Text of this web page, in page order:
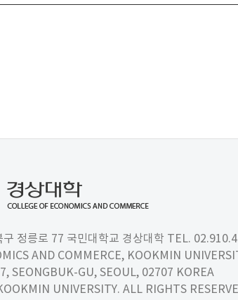
구 정릉로 77 국민대학교 경상대학 TEL.
AND COMMERCE, KOOKMIN
SEONGBUK-GU, SEOUL, 02707 KOREA
UNIVERSITY. ALL RIGHTS